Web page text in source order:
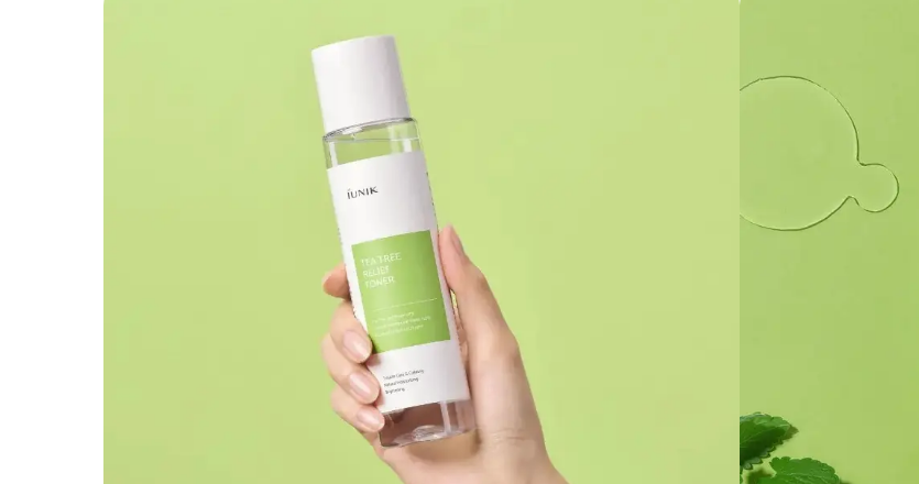
Nuolaidos tiesiai į el. paštą!
*
📌 Nuolaidos 🔥 Naujienos 📝 Patarimai